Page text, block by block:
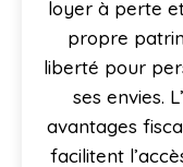
loyer à perte
propre
liberté pour
ses envies.
avantages
facilitent